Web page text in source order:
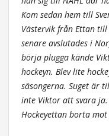
Kom sedan hem till
Västervik från Ettan till
senare avslutades i
börja plugga kände
hockeyn. Blev lite
säsongerna. Suget är
inte Viktor att svara
Hockeyettan borta